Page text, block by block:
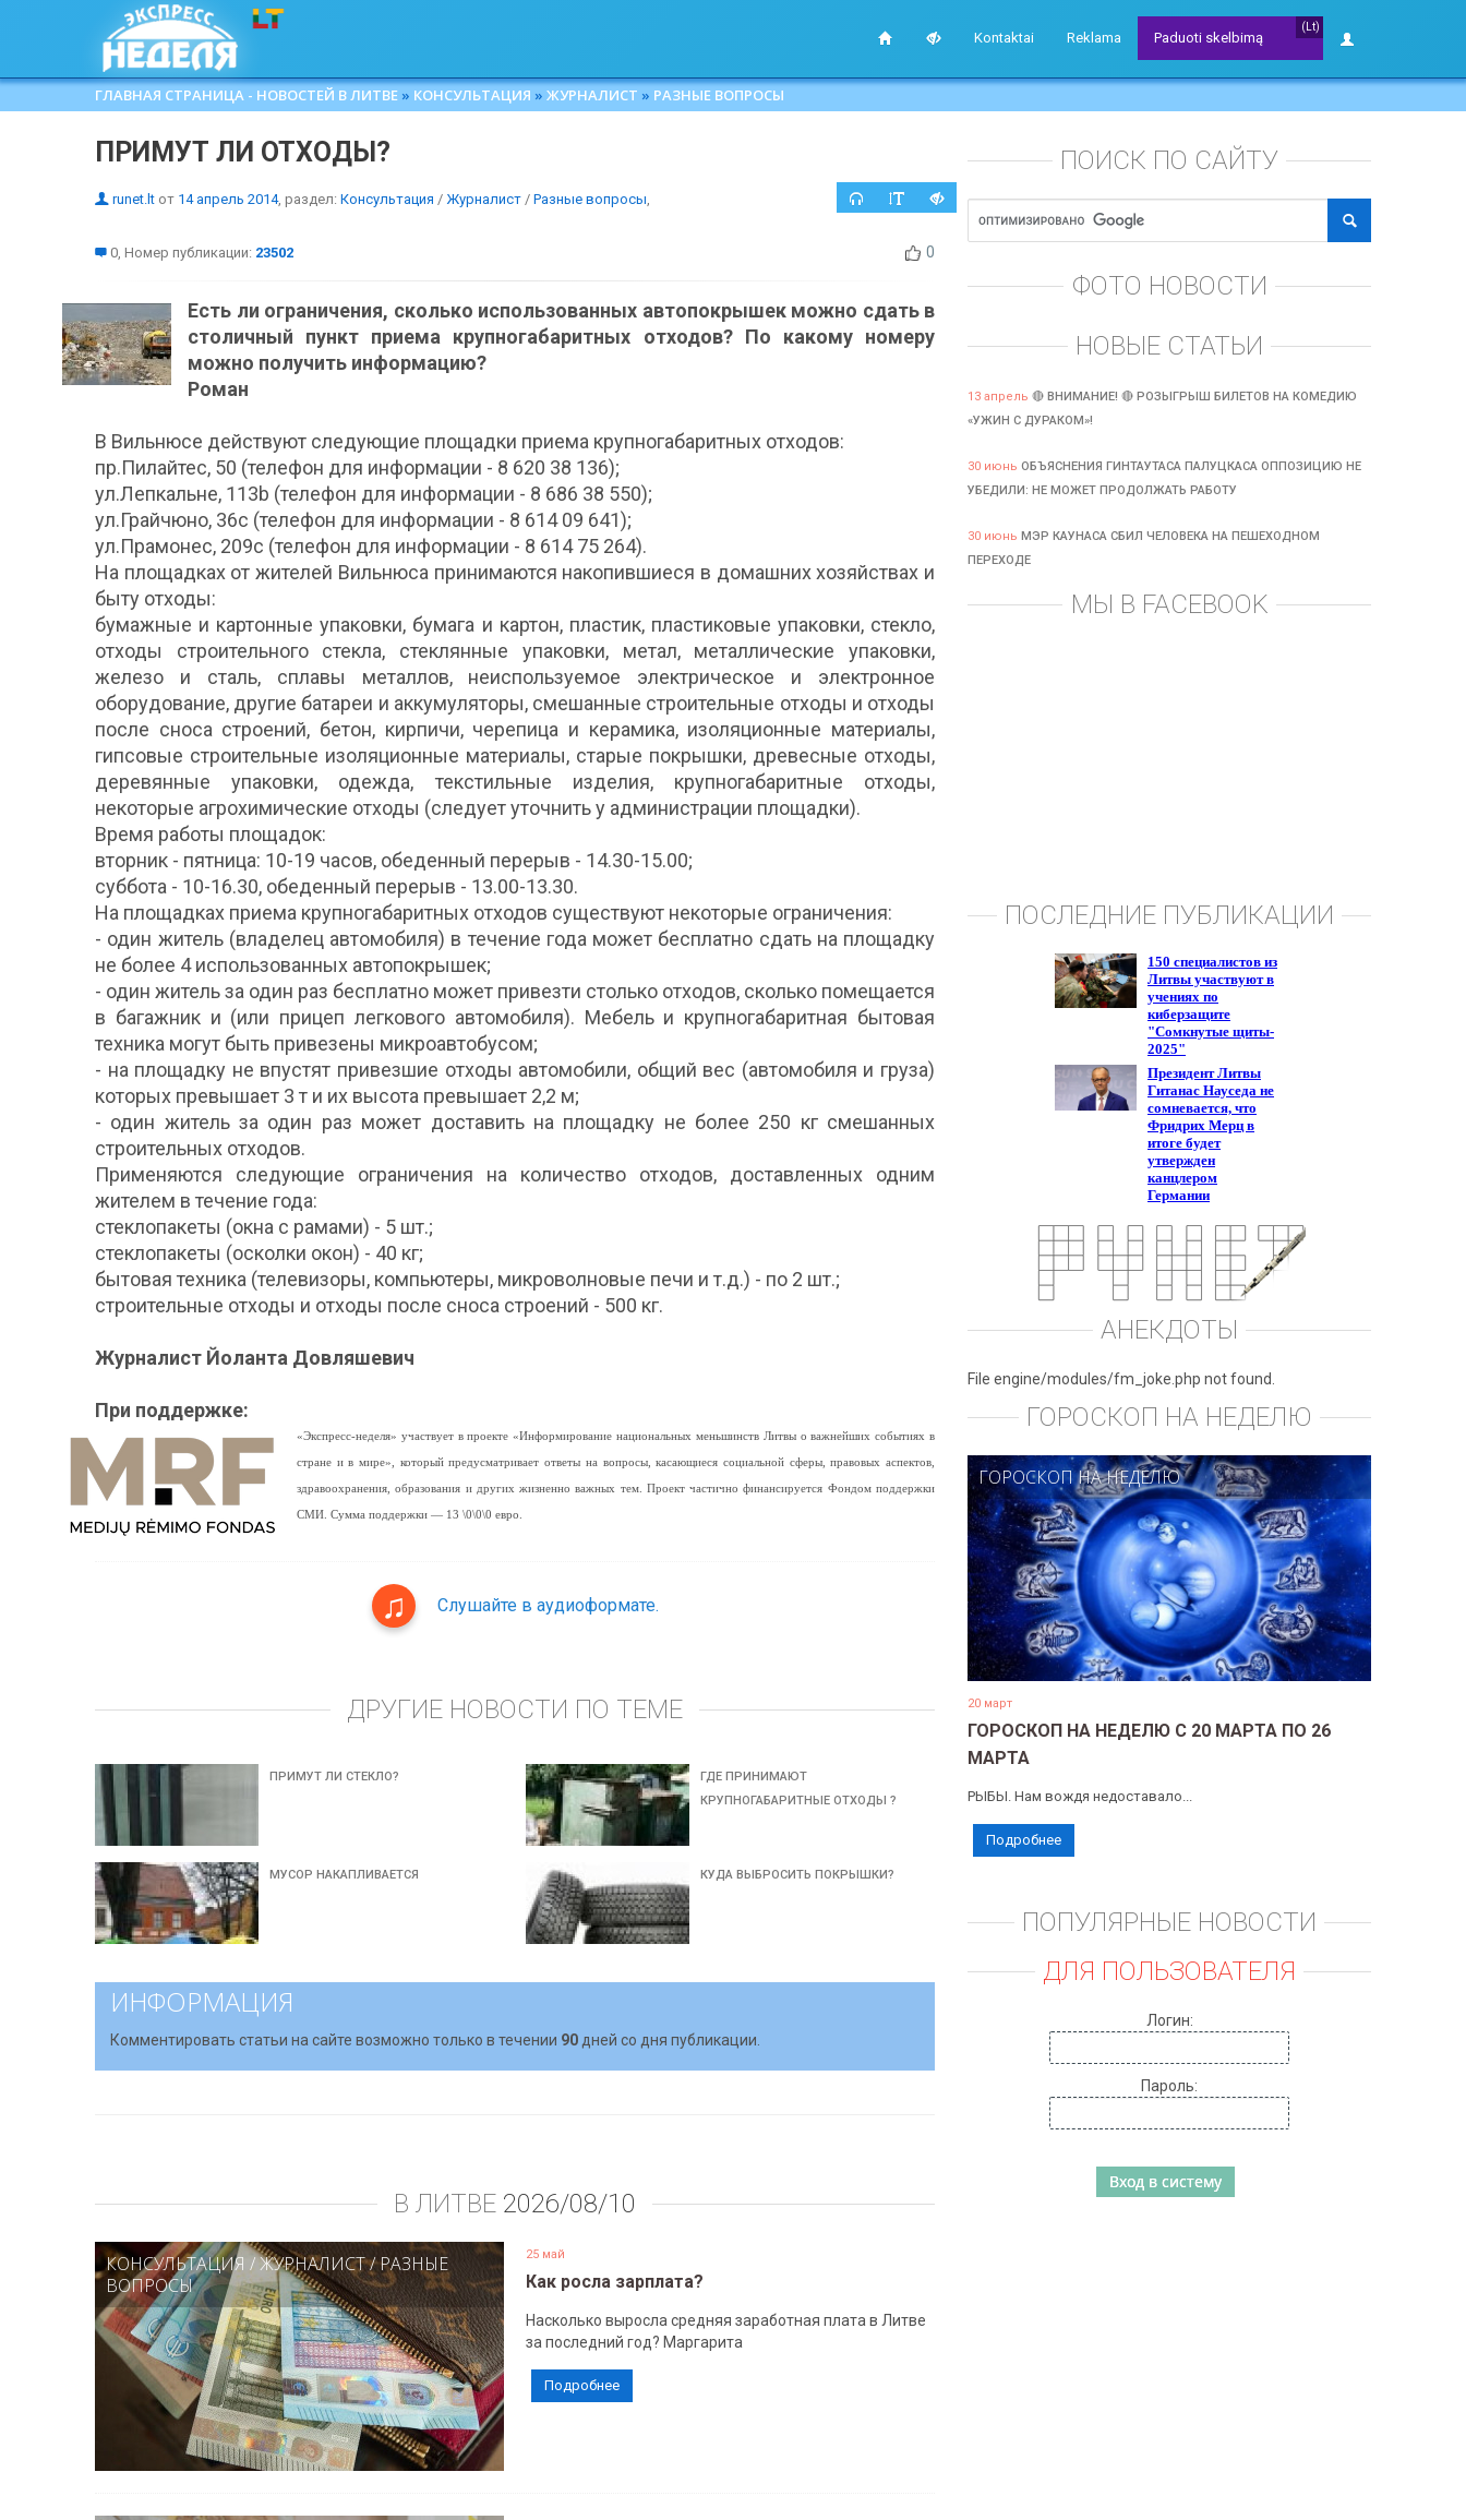
Kontaktai Reklama
(Lt)
Paduoti skelbimą
ГЛАВНАЯ СТРАНИЦА - НОВОСТЕЙ В ЛИТВЕ » КОНСУЛЬТАЦИЯ » ЖУРНАЛИСТ » РАЗНЫЕ ВОПРОСЫ
ПРИМУТ ЛИ ОТХОДЫ?
runet.lt от 14 апрель 2014, раздел: Консультация / Журналист / Разные вопросы,
0, Номер публикации: 23502 0
Есть ли ограничения, сколько использованных автопокрышек можно сдать в
столичный пункт приема крупногабаритных отходов? По какому номеру
можно получить информацию?
Роман
В Вильнюсе действуют следующие площадки приема крупногабаритных отходов:
пр.Пилайтес, 50 (телефон для информации - 8 620 38 136);
ул.Лепкальне, 113b (телефон для информации - 8 686 38 550);
ул.Грайчюно, 36с (телефон для информации - 8 614 09 641);
ул.Прамонес, 209с (телефон для информации - 8 614 75 264).
На площадках от жителей Вильнюса принимаются накопившиеся в домашних хозяйствах и
быту отходы:
бумажные и картонные упаковки, бумага и картон, пластик, пластиковые упаковки, стекло,
отходы строительного стекла, стеклянные упаковки, метал, металлические упаковки,
железо и сталь, сплавы металлов, неиспользуемое электрическое и электронное
оборудование, другие батареи и аккумуляторы, смешанные строительные отходы и отходы
после сноса строений, бетон, кирпичи, черепица и керамика, изоляционные материалы,
гипсовые строительные изоляционные материалы, старые покрышки, древесные отходы,
деревянные упаковки, одежда, текстильные изделия, крупногабаритные отходы,
некоторые агрохимические отходы (следует уточнить у администрации площадки).
Время работы площадок:
вторник - пятница: 10-19 часов, обеденный перерыв - 14.30-15.00;
суббота - 10-16.30, обеденный перерыв - 13.00-13.30.
На площадках приема крупногабаритных отходов существуют некоторые ограничения:
- один житель (владелец автомобиля) в течение года может бесплатно сдать на площадку
не более 4 использованных автопокрышек;
- один житель за один раз бесплатно может привезти столько отходов, сколько помещается
в багажник и (или прицеп легкового автомобиля). Мебель и крупногабаритная бытовая
техника могут быть привезены микроавтобусом;
- на площадку не впустят привезшие отходы автомобили, общий вес (автомобиля и груза)
которых превышает 3 т и их высота превышает 2,2 м;
- один житель за один раз может доставить на площадку не более 250 кг смешанных
строительных отходов.
Применяются следующие ограничения на количество отходов, доставленных одним
жителем в течение года:
стеклопакеты (окна с рамами) - 5 шт.;
стеклопакеты (осколки окон) - 40 кг;
бытовая техника (телевизоры, компьютеры, микроволновые печи и т.д.) - по 2 шт.;
строительные отходы и отходы после сноса строений - 500 кг.
Журналист Йоланта Довляшевич
При поддержке:
«Экспресс-неделя» участвует в проекте «Информирование национальных меньшинств Литвы о важнейших событиях в
стране и в мире», который предусматривает ответы на вопросы, касающиеся социальной сферы, правовых аспектов,
здравоохранения, образования и других жизненно важных тем. Проект частично финансируется Фондом поддержки
СМИ. Сумма поддержки — 13 \0\0\0 евро.
Слушайте в аудиоформате.
ДРУГИЕ НОВОСТИ ПО ТЕМЕ
ПРИМУТ ЛИ СТЕКЛО?
ГДЕ ПРИНИМАЮТ
КРУПНОГАБАРИТНЫЕ ОТХОДЫ ?
МУСОР НАКАПЛИВАЕТСЯ КУДА ВЫБРОСИТЬ ПОКРЫШКИ?
ИНФОРМАЦИЯ
Комментировать статьи на сайте возможно только в течении 90 дней со дня публикации.
В ЛИТВЕ 2026/08/10
КОНСУЛЬТАЦИЯ /ЖУРНАЛИСТ/РАЗНЫЕ
ВОПРОСЫ
25 май
Как росла зарплата?
Насколько выросла средняя заработная плата в Литве
за последний год? Маргарита
Подробнее
ПОИСК ПО САЙТУ
ФОТО НОВОСТИ
НОВЫЕ СТАТЬИ
13 апрель 🔴 ВНИМАНИЕ! 🔴 РОЗЫГРЫШ БИЛЕТОВ НА КОМЕДИЮ
«УЖИН С ДУРАКОМ»!
30 июнь ОБЪЯСНЕНИЯ ГИНТАУТАСА ПАЛУЦКАСА ОППОЗИЦИЮ НЕ
УБЕДИЛИ: НЕ МОЖЕТ ПРОДОЛЖАТЬ РАБОТУ
30 июнь МЭР КАУНАСА СБИЛ ЧЕЛОВЕКА НА ПЕШЕХОДНОМ
ПЕРЕХОДЕ
МЫ В FACEBOOK
ПОСЛЕДНИЕ ПУБЛИКАЦИИ
АНЕКДОТЫ
File engine/modules/fm_joke.php not found.
ГОРОСКОП НА НЕДЕЛЮ
ГОРОСКОП НА НЕДЕЛЮ
20 март
ГОРОСКОП НА НЕДЕЛЮ С 20 МАРТА ПО 26
МАРТА
РЫБЫ. Нам вождя недоставало...
Подробнее
ПОПУЛЯРНЫЕ НОВОСТИ
ДЛЯ ПОЛЬЗОВАТЕЛЯ
Логин:
Пароль: